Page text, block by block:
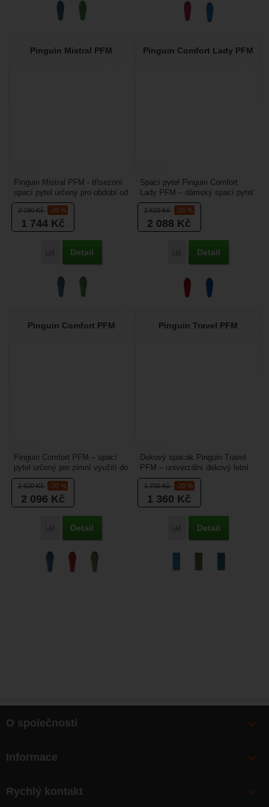
Pinguin Mistral PFM
2 180Kč -20 %
1 744 Kč
Přidat 'Pinguin Mistral PFM' k porovnání
Detail
Pinguin Mistral PFM - třísezóní
spací pytel určený pro období od
jara do podzimu. Patří do stejné
skupiny...
Pinguin Comfort Lady PFM
2 610Kč -20 %
2 088 Kč
Přidat 'Pinguin
Detail
Spací pytel Pinguin Comfort
Lady PFM – dámský spací pytel
pro postavy do 175 cm je určený
pro zimní využití....
Pinguin Comfort PFM
2 620Kč -20 %
2 096 Kč
Přidat 'Pinguin Comfort PFM' k porovnání
Detail
Pinguin Comfort PFM – spací
pytel určený pro zimní využití do
-7°C. Je anatomicky tvarovaný.
Zajistí...
Pinguin Travel PFM
1 700Kč -20 %
1 360 Kč
Přidat 'Pinguin Travel
Detail
Dekový spacák Pinguin Travel
PFM – univerzální dekový letní
spacák by neměl chybět na
žádně chatě, ať...
O společnosti
O nás
Mapa webu
Rychlý kontakt
Informace
Výměna, vrácení zboží